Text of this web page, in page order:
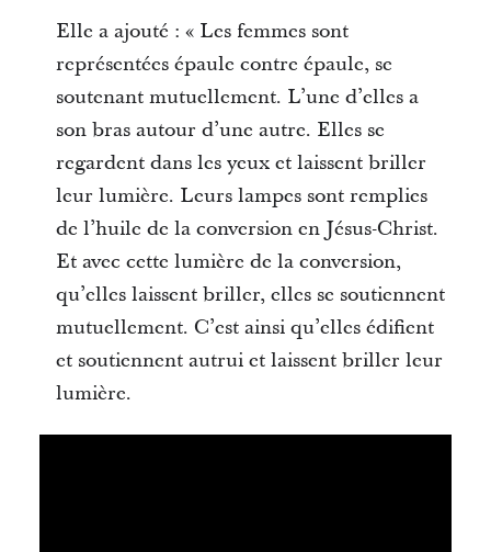
Elle a ajouté : « Les femmes sont
représentées épaule contre épaule, se
soutenant mutuellement. L’une d’elles a
son bras autour d’une autre. Elles se
regardent dans les yeux et laissent briller
leur lumière. Leurs lampes sont remplies
de l’huile de la conversion en Jésus-Christ.
Et avec cette lumière de la conversion,
qu’elles laissent briller, elles se soutiennent
mutuellement. C’est ainsi qu’elles édifient
et soutiennent autrui et laissent briller leur
lumière.